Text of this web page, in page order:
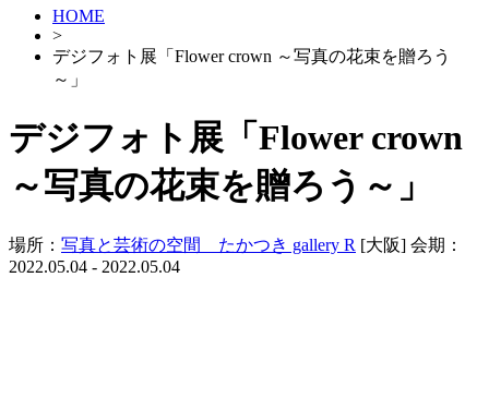
HOME
>
デジフォト展「Flower crown ～写真の花束を贈ろう
～」
デジフォト展「Flower crown
～写真の花束を贈ろう～」
場所： 写真と芸術の空間 たかつき gallery R [大阪] 会期：
2022.05.04 - 2022.05.04